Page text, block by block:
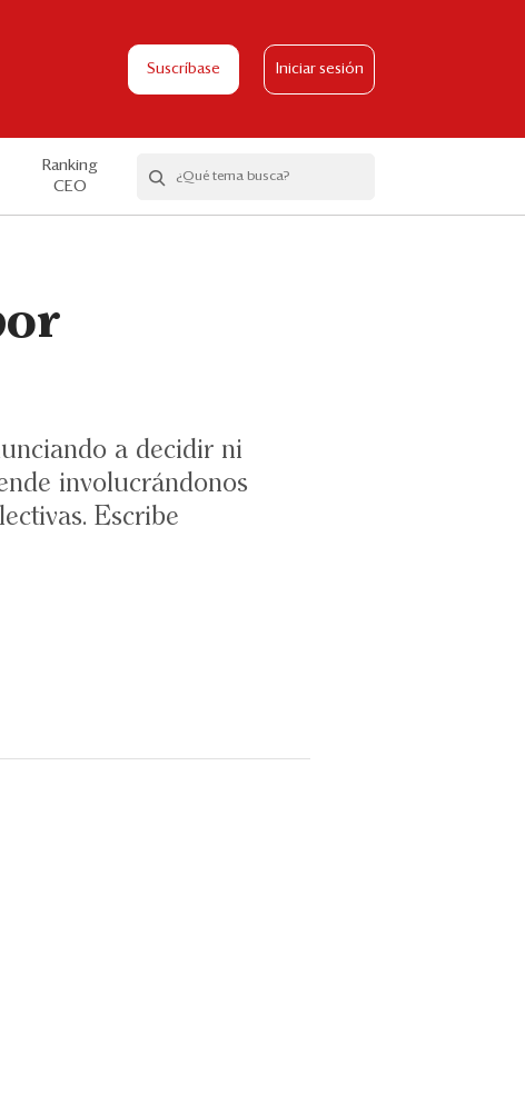
Suscríbase Iniciar sesión
Ranking
CEO
a decidir ni
involucrándonos
Escribe